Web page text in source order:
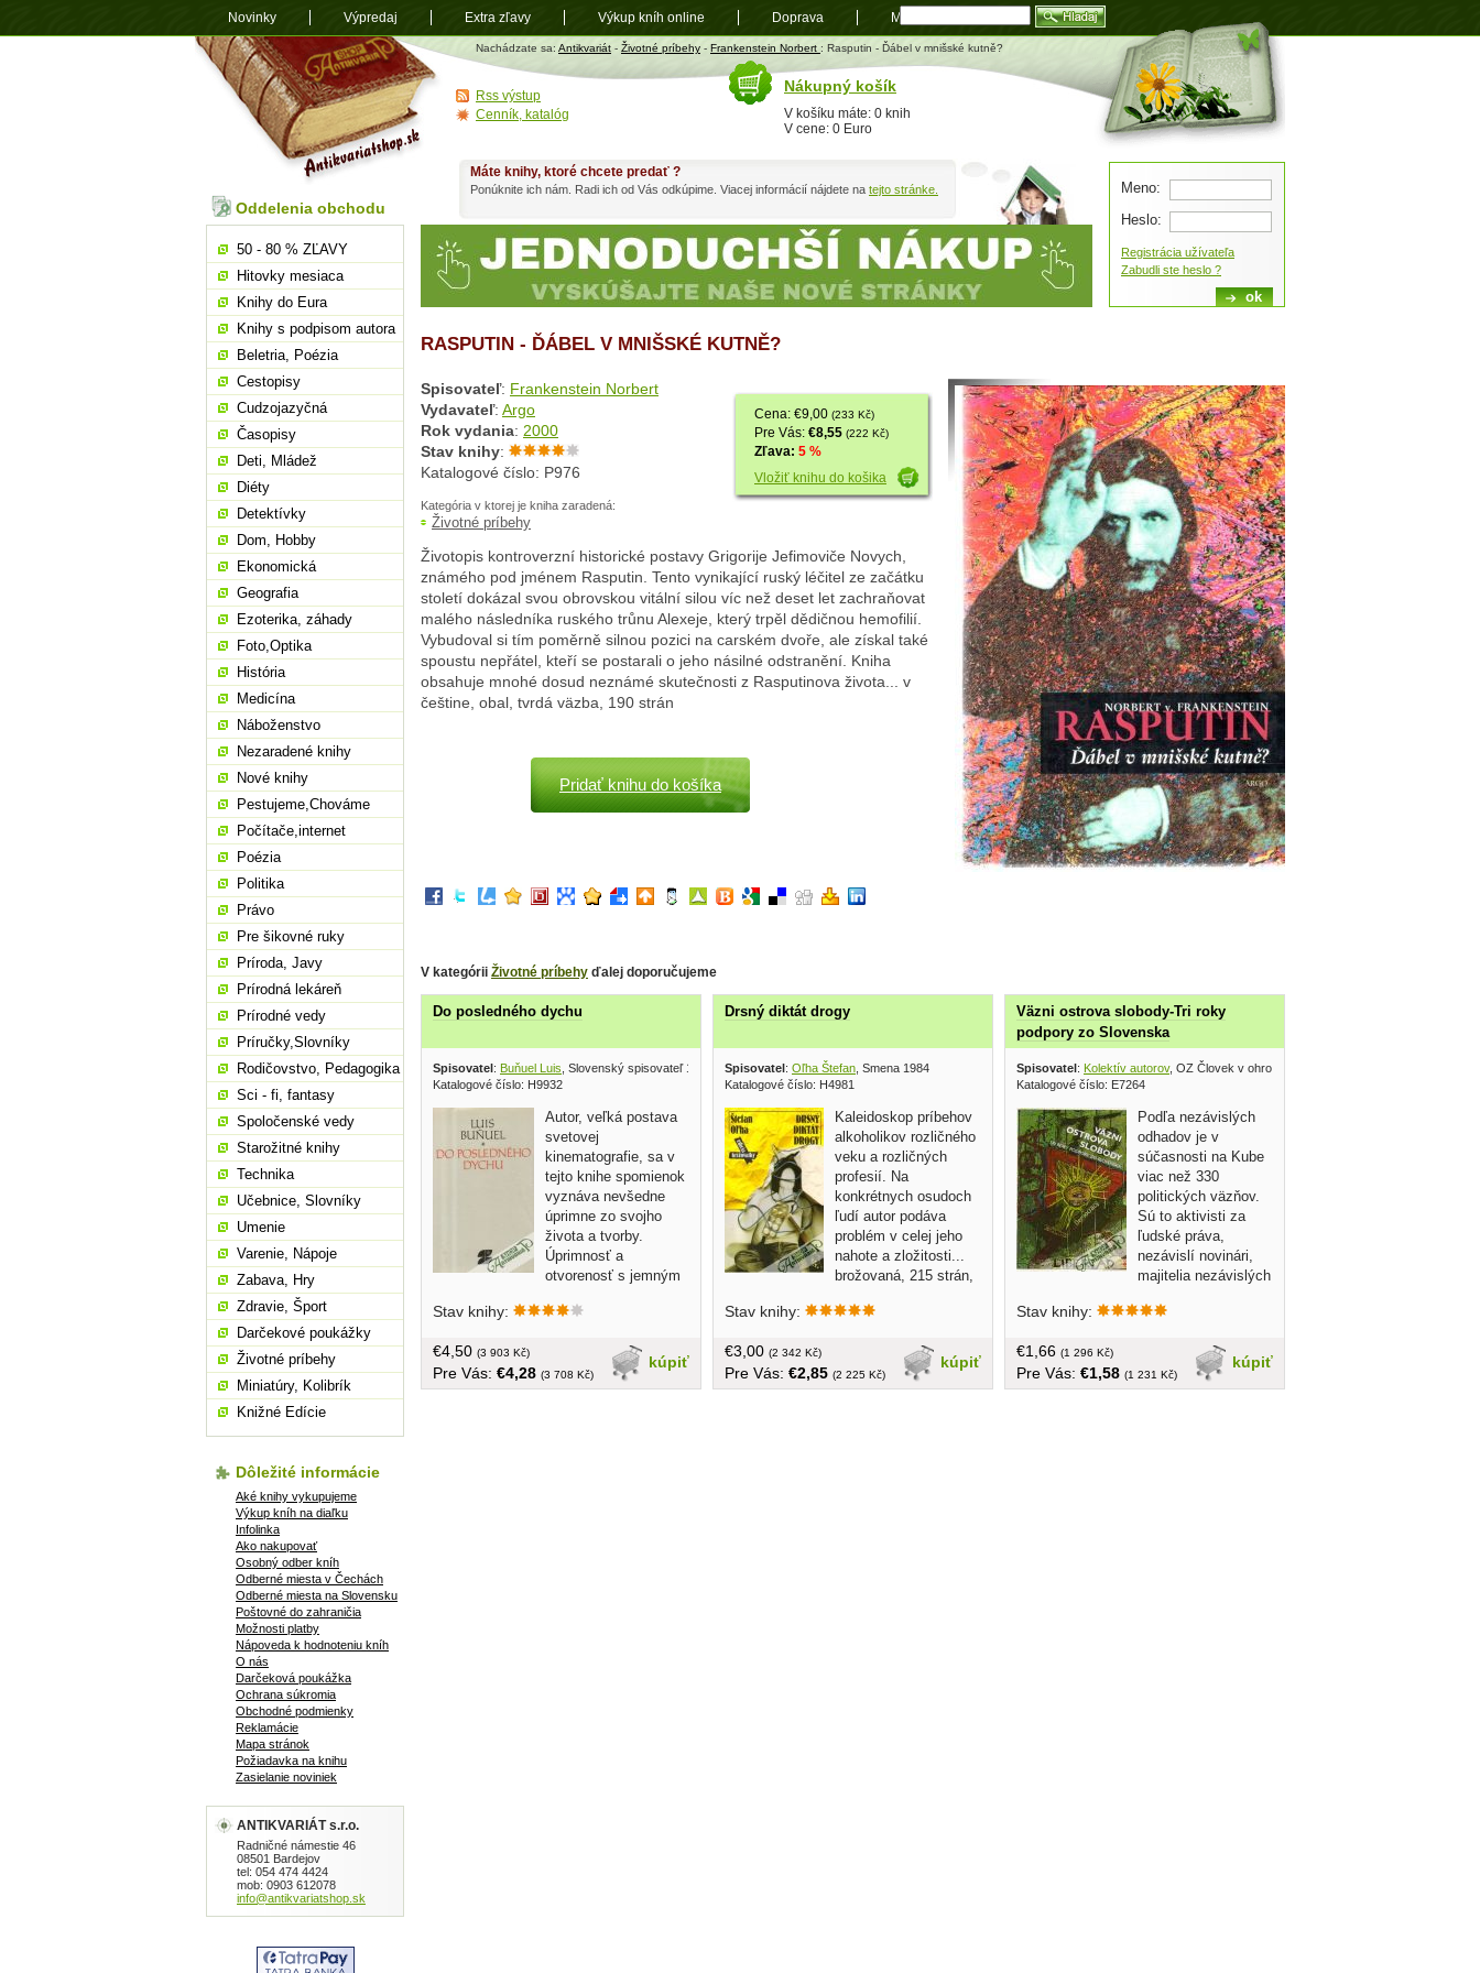
Antikvariát
shop.sk
Nachádzate sa: Antikvariát - Životné príbehy - Frankenstein Norbert : Rasputin - Ďábel v mnišské kutně?
RASPUTIN - ĎÁBEL V MNIŠSKÉ KUTNĚ?
Cena: €9,00 (233 Kč)
Pre Vás: €8,55 (222 Kč)
Zľava: 5 %
Vložiť knihu do košika
Spisovateľ: Frankenstein Norbert
Vydavateľ: Argo
Rok vydania: 2000
Stav knihy:
Katalogové číslo: P976
Kategória v ktorej je kniha zaradená:
Životné príbehy
Životopis kontroverzní historické postavy Grigorije Jefimoviče Novych,
známého pod jménem Rasputin. Tento vynikající ruský léčitel ze začátku
století dokázal svou obrovskou vitální silou víc než deset let zachraňovat
malého následníka ruského trůnu Alexeje, který trpěl dědičnou hemofilií.
Vybudoval si tím poměrně silnou pozici na carském dvoře, ale získal také
spoustu nepřátel, kteří se postarali o jeho násilné odstranění. Kniha
obsahuje mnohé dosud neznámé skutečnosti z Rasputinova života... v
češtine, obal, tvrdá väzba, 190 strán
Pridať knihu do košíka
V kategórii Životné príbehy ďalej doporučujeme
Do posledného dychu
Spisovatel: Buňuel Luis , Slovenský spisovateľ 1986
Katalogové číslo: H9932
Autor, veľká postava
svetovej
kinematografie, sa v
tejto knihe spomienok
vyznáva nevšedne
úprimne zo svojho
života a tvorby.
Úprimnosť a
otvorenosť s jemným
tónom jeho knihy. Kniha je doplnená
vek a Viridiana... tvrdá väzba, obal, 490
strán
Stav knihy:
kúpiť
€4,50 (3 903 Kč)
Pre Vás: €4,28 (3 708 Kč)
Drsný diktát drogy
Spisovatel: Oľha Štefan , Smena 1984
Katalogové číslo: H4981
Kaleidoskop príbehov
alkoholikov rozličného
veku a rozličných
profesií. Na
konkrétnych osudoch
ľudí autor podáva
problém v celej jeho
nahote a zložitosti...
brožovaná, 215 strán,
Stav knihy:
kúpiť
€3,00 (2 342 Kč)
Pre Vás: €2,85 (2 225 Kč)
Väzni ostrova slobody-Tri roky
podpory zo Slovenska
Spisovatel: Kolektív autorov, OZ Človek v ohrození 2006
Katalogové číslo: E7264
Podľa nezávislých
odhadov je v
súčasnosti na Kube
viac než 330
politických väzňov.
Sú to aktivisti za
ľudské práva,
nezávislí novinári,
majitelia nezávislých
oblastí verejného života, ktorí si dovolili
Castra... malý formát, brožovaná, 46
strán
Stav knihy:
kúpiť
€1,66 (1 296 Kč)
Pre Vás: €1,58 (1 231 Kč)
Máte knihy, ktoré chcete predať ?
Ponúknite ich nám. Radi ich od Vás odkúpime. Viacej informácií nájdete na tejto stránke.
Oddelenia obchodu
50 - 80 % ZĽAVY
Hitovky mesiaca
Knihy do Eura
Knihy s podpisom autora
Beletria, Poézia
Cestopisy
Cudzojazyčná
Časopisy
Deti, Mládež
Diéty
Detektívky
Dom, Hobby
Ekonomická
Geografia
Ezoterika, záhady
Foto,Optika
História
Medicína
Náboženstvo
Nezaradené knihy
Nové knihy
Pestujeme,Chováme
Počítače,internet
Poézia
Politika
Právo
Pre šikovné ruky
Príroda, Javy
Prírodná lekáreň
Prírodné vedy
Príručky,Slovníky
Rodičovstvo, Pedagogika
Sci - fi, fantasy
Spoločenské vedy
Starožitné knihy
Technika
Učebnice, Slovníky
Umenie
Varenie, Nápoje
Zabava, Hry
Zdravie, Šport
Darčekové poukážky
Životné príbehy
Miniatúry, Kolibrík
Knižné Edície
Dôležité informácie
Aké knihy vykupujeme
Výkup kníh na diaľku
Infolinka
Ako nakupovať
Osobný odber kníh
Odberné miesta v Čechách
Odberné miesta na Slovensku
Poštovné do zahraničia
Možnosti platby
Nápoveda k hodnoteniu kníh
O nás
Darčeková poukážka
Ochrana súkromia
Obchodné podmienky
Reklamácie
Mapa stránok
Požiadavka na knihu
Zasielanie noviniek
ANTIKVARIÁT s.r.o.
Radničné námestie 46
08501 Bardejov
tel: 054 474 4424
mob: 0903 612078
info@antikvariatshop.sk
Meno:
Heslo:
Registrácia užívateľa
Zabudli ste heslo ?
Nákupný košík
V košíku máte: 0 knih
V cene: 0 Euro
Rss výstup
Cenník, katalóg
Novinky Výpredaj Extra zľavy Výkup kníh online Doprava Mapa